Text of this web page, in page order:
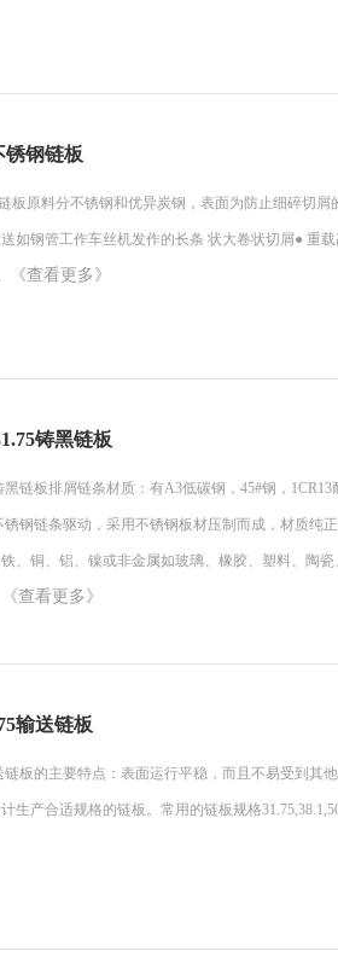
锈钢链板
板原料分不锈钢和优异炭钢，表面为防止细碎切
如钢管工作车丝机发作的长条 状大卷状切屑● 重
《查看更多》
铸黑链板
链板排屑链条材质：有A3低碳钢，45#钢，
钢链条驱动，采用不锈钢板材压制而成，材质纯
、铜、铝、镍或非金属如玻璃、橡胶、塑料、陶
《查看更多》
输送链板
链板的主要特点：表面运行平稳，而且不易受到其
生产合适规格的链板。常用的链板规格